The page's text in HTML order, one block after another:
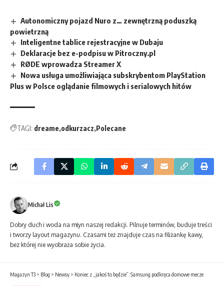
Autonomiczny pojazd Nuro z… zewnętrzną poduszką
powietrzną
Inteligentne tablice rejestracyjne w Dubaju
Deklaracje bez e-podpisu w Pitroczny.pl
RØDE wprowadza Streamer X
Nowa usługa umożliwiająca subskrybentom PlayStation
Plus w Polsce oglądanie filmowych i serialowych hitów
TAGI: dreame odkurzacz Polecane
Michał Lis
Dobry duch i woda na młyn naszej redakcji. Pilnuje terminów, buduje treści
i tworzy layout magazynu. Czasami też znajduje czas na filiżankę kawy,
bez której nie wyobraża sobie życia.
Magazyn T3 > Blog > Newsy > Koniec z „jakoś to będzie”. Samsung podkręca domowe mecze